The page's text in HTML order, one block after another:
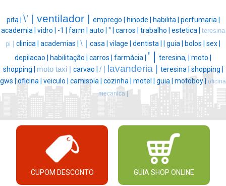
pita | \' | ventilador | emprego | hinode | habilita | perfumaria |
academia | vidro | -1 | farm | auto | " | carros | trabalho | estetica | teresina
pi | clinica | academias | \ | casa | vilage | dentista | guia | bolos | sex |
depilacao |
habilitação | carros | farmácia | ' | teresina, | moto |
shopping | moto taxi | carvao | / | lavanderia | teresina | shopping |
gws |oficina | veiculo | camisola | cozinha | motel | guia | motoboy | oficina
mecanica |
CUPOM DESCONTO GUIA SHOP ONLINE